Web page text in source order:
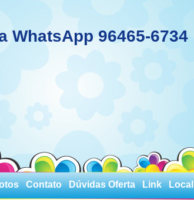
WhatsApp 96465-6734
Contato Dúvidas Oferta Link Local